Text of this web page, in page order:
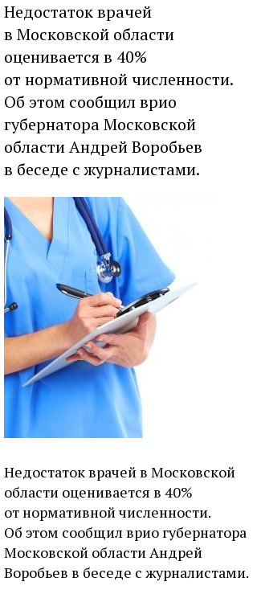
Недостаток врачей
в Московской области
оценивается в 40%
от нормативной численности.
Об этом сообщил врио
губернатора Московской
области Андрей Воробьев
в беседе с журналистами.
Недостаток врачей в Московской
области оценивается в 40%
от нормативной численности.
Об этом сообщил врио губернатора
Московской области Андрей
Воробьев в беседе с журналистами.